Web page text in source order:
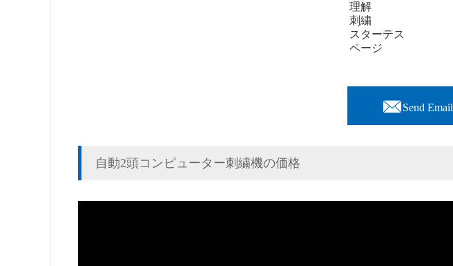
理解
刺繍
スターテス
ページ
Send Email
自動2頭コンピューター刺繍機の価格